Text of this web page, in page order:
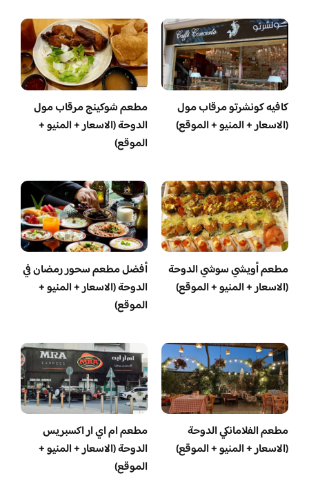
كافيه كونشرتو مرقاب مول
(الاسعار + المنيو + الموقع)
مطعم شوكينج مرقاب مول
الدوحة (الاسعار + المنيو +
الموقع)
مطعم أويشي سوشي الدوحة
(الاسعار + المنيو + الموقع)
أفضل مطعم سحور رمضان في
الدوحة (الاسعار + المنيو +
الموقع)
مطعم الفلامانكي الدوحة
(الاسعار + المنيو + الموقع)
مطعم ام اي ار اكسبريس
الدوحة (الاسعار + المنيو +
الموقع)